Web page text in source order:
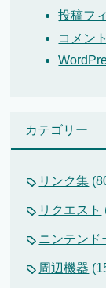
投稿フ
コメン
カテゴリー
リンク集
リクエスト
ニンテンド
周辺機器